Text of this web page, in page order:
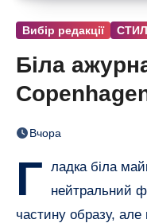
Вибір редакції
Біла
показали
Вчора
Г ладка біла
нейтральний
частину образу,